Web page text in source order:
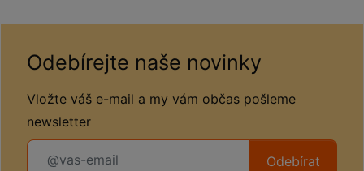
Odebírejte naše novinky
Vložte váš e-mail a my vám občas pošleme
newsletter
Odebírat